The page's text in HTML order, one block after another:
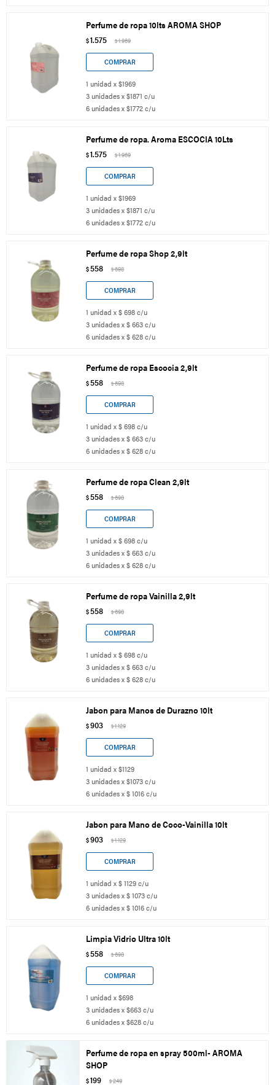
Perfume de ropa 10lts AROMA SHOP
$1.575 $1.969
1 unidad x $1969
3 unidades x $1871 c/u
6 unidades x $1772 c/u
Perfume de ropa. Aroma ESCOCIA 10Lts
$1.575 $1.969
1 unidad x $1969
3 unidades x $1871 c/u
6 unidades x $1772 c/u
Perfume de ropa Shop 2,9lt
$558 $698
1 unidad x $ 698 c/u
3 unidades x $ 663 c/u
6 unidades x $ 628 c/u
Perfume de ropa Escocia 2,9lt
$558 $698
1 unidad x $ 698 c/u
3 unidades x $ 663 c/u
6 unidades x $ 628 c/u
Perfume de ropa Clean 2,9lt
$558 $698
1 unidad x $ 698 c/u
3 unidades x $ 663 c/u
6 unidades x $ 628 c/u
Perfume de ropa Vainilla 2,9lt
$558 $698
1 unidad x $ 698 c/u
3 unidades x $ 663 c/u
6 unidades x $ 628 c/u
Jabon para Manos de Durazno 10lt
$903 $1.129
1 unidad x $1129
3 unidades x $1073 c/u
6 unidades x $ 1016 c/u
Jabon para Mano de Coco-Vainilla 10lt
$903 $1.129
1 unidad x $ 1129 c/u
3 unidades x $ 1073 c/u
6 unidades x $ 1016 c/u
Limpia Vidrio Ultra 10lt
$558 $698
1 unidad x $698
3 unidades x $663 c/u
6 unidades x $628 c/u
Perfume de ropa en spray 500ml- AROMA
SHOP
$199 $249